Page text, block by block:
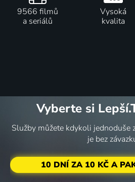
9566 filmů
a seriálů
Vysoká
kvalita
Vyberte si
Služby můžete kdykoli jednoduše
je bez
10 DNÍ ZA 10 KČ A